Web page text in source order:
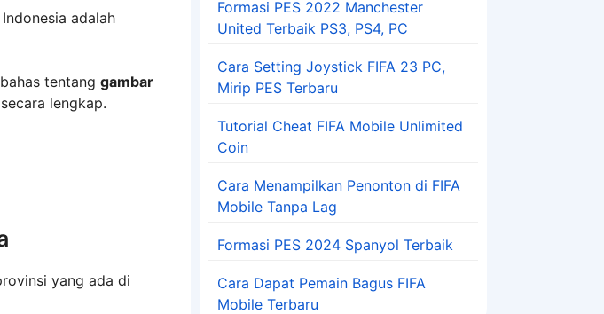
adalah
tentang gambar
lengkap.
yang ada di
Formasi PES 2022 Manchester
United Terbaik PS3, PS4, PC
Cara Setting Joystick FIFA 23 PC,
Mirip PES Terbaru
Tutorial Cheat FIFA Mobile Unlimited
Coin
Cara Menampilkan Penonton di FIFA
Mobile Tanpa Lag
Formasi PES 2024 Spanyol Terbaik
Cara Dapat Pemain Bagus FIFA
Mobile Terbaru